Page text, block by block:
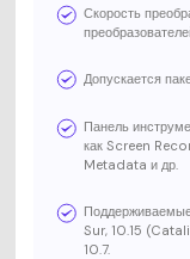
Скорость
Допускается
Панель
как Screen
Metadata и др.
Sur, 10.15
10.7.